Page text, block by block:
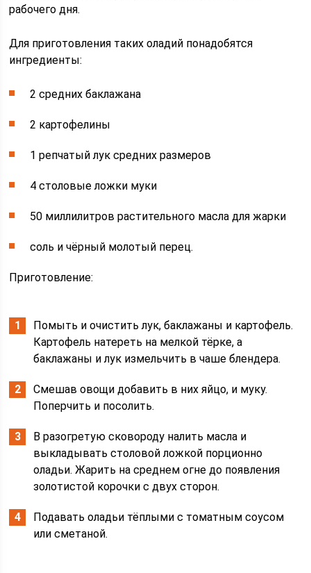
рабочего дня.
Для приготовления таких оладий понадобятся
ингредиенты:
2 средних баклажана
2 картофелины
1 репчатый лук средних размеров
4 столовые ложки муки
50 миллилитров растительного масла для жарки
соль и чёрный молотый перец.
Приготовление:
Помыть и очистить лук, баклажаны и картофель.
Картофель натереть на мелкой тёрке, а
баклажаны и лук измельчить в чаше блендера.
Смешав овощи добавить в них яйцо, и муку.
Поперчить и посолить.
В разогретую сковороду налить масла и
выкладывать столовой ложкой порционно
оладьи. Жарить на среднем огне до появления
золотистой корочки с двух сторон.
Подавать оладьи тёплыми с томатным соусом
или сметаной.